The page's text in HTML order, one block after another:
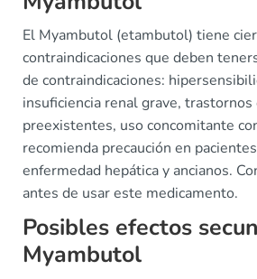
El Myambutol (etambutol) tiene
contraindicaciones que deben
de contraindicaciones:
insuficiencia renal grave, trastornos
preexistentes, uso concomitante
recomienda precaución en
enfermedad hepática y ancianos.
antes de usar este medicamento.
Posibles efectos
Myambutol